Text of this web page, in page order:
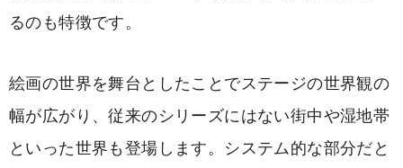
るのも特徴です。
絵画の世界を舞台としたことでステージの世界観の
幅が広がり、従来のシリーズにはない街中や湿地帯
といった世界も登場します。システム的な部分だと